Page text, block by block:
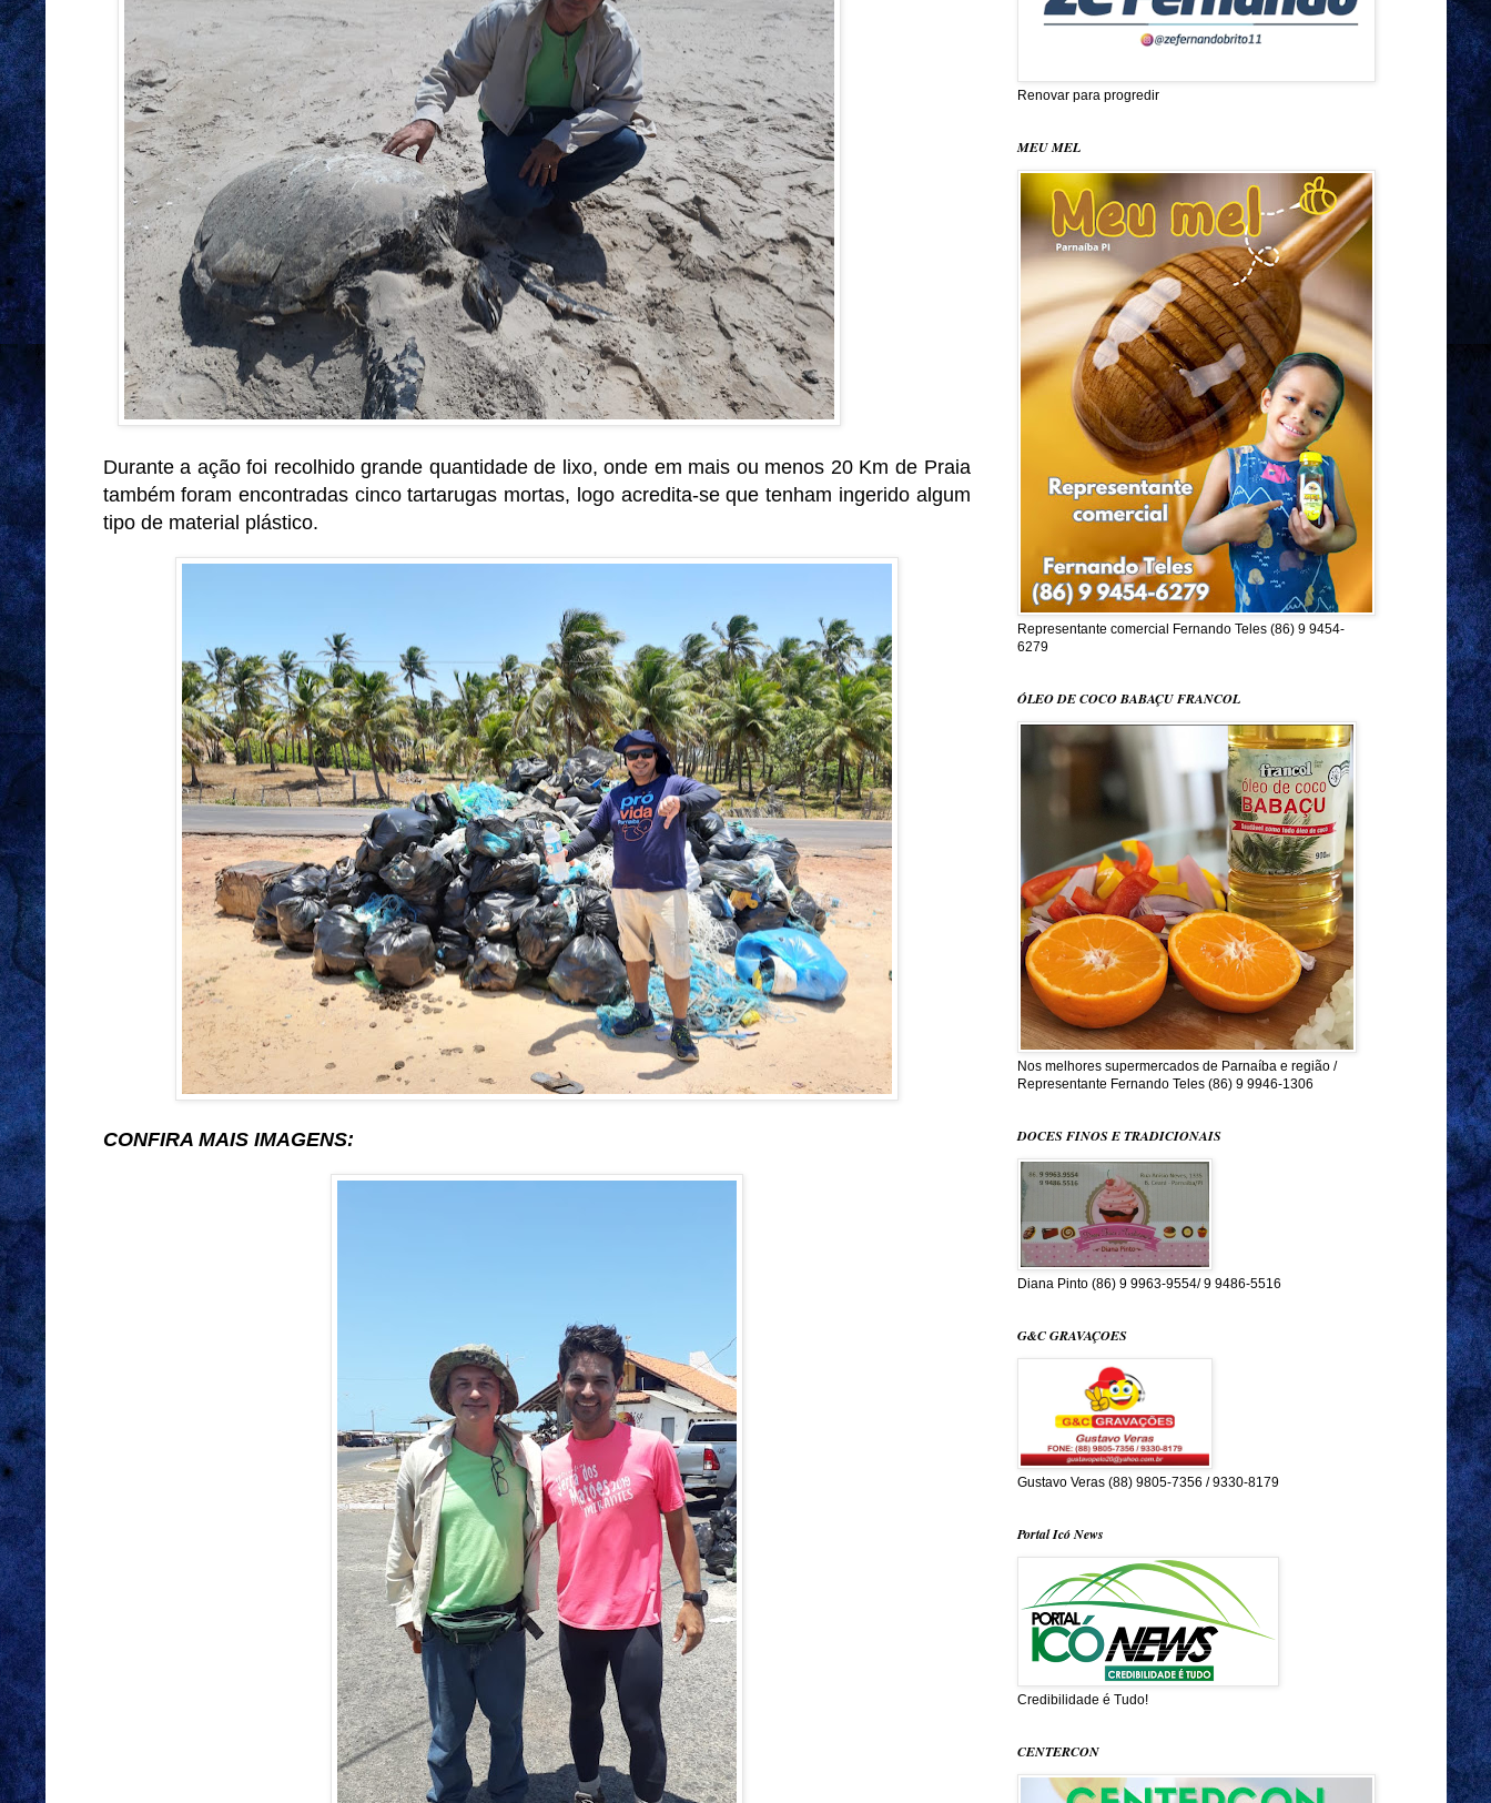
Durante a ação foi recolhido grande quantidade de lixo, onde em mais ou menos 20 Km de Praia
também foram encontradas cinco tartarugas mortas, logo acredita-se que tenham ingerido algum
tipo de material plástico.
CONFIRA MAIS IMAGENS:
Renovar para progredir
MEU MEL
Representante comercial Fernando Teles (86) 9 9454-
6279
ÓLEO DE COCO BABAÇU FRANCOL
Nos melhores supermercados de Parnaíba e região /
Representante Fernando Teles (86) 9 9946-1306
DOCES FINOS E TRADICIONAIS
Diana Pinto (86) 9 9963-9554/ 9 9486-5516
G&C GRAVAÇOES
Gustavo Veras (88) 9805-7356 / 9330-8179
Portal Icó News
Credibilidade é Tudo!
CENTERCON